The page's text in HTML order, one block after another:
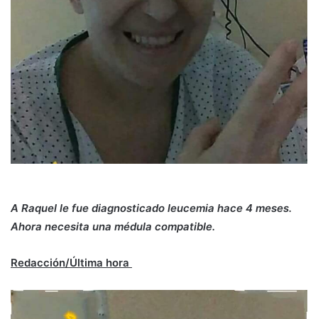
A Raquel le fue diagnosticado leucemia hace 4 meses.
Ahora necesita una médula compatible.
Redacción/Última hora